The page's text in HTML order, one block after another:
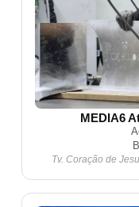
MEDIA6
Tv. Coração de